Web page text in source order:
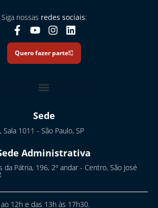
Siga nossas redes sociais:
Quero fazer parte!
Sede
Sala 1011 - São Paulo, SP
Administrativa
da Pátria, 196, 2º andar - Centro, São José
12h e das 13h às 17h30.